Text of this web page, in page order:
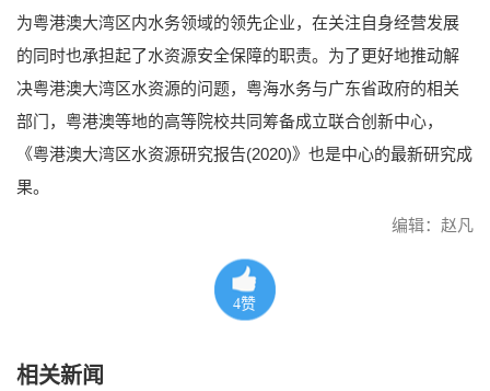
为粤港澳大湾区内水务领域的领先企业，在关注自身经营发展
的同时也承担起了水资源安全保障的职责。为了更好地推动解
决粤港澳大湾区水资源的问题，粤海水务与广东省政府的相关
部门，粤港澳等地的高等院校共同筹备成立联合创新中心，
《粤港澳大湾区水资源研究报告(2020)》也是中心的最新研究成
果。
编辑：赵凡
4赞
相关新闻